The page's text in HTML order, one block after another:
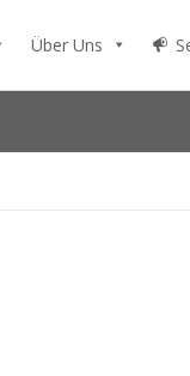
Über Uns